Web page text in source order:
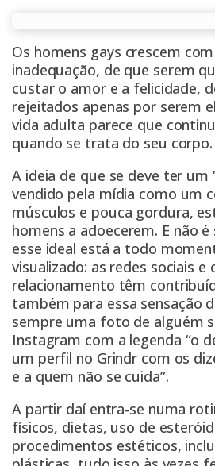
Os homens gays crescem
inadequação, de que serem
custar o amor e a felicidade,
rejeitados apenas por serem
vida adulta parece que
quando se trata do seu corpo.
A ideia de que se deve ter um
vendido pela mídia como um
músculos e pouca gordura,
homens a adoecerem. E não
esse ideal está a todo
visualizado: as redes sociais e
relacionamento têm
também para essa sensação
sempre uma foto de alguém
Instagram com a legenda “o
um perfil no Grindr com os
e a quem não se cuida”.
A partir daí entra-se numa
físicos, dietas, uso de
procedimentos estéticos,